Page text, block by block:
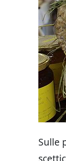
Sulle